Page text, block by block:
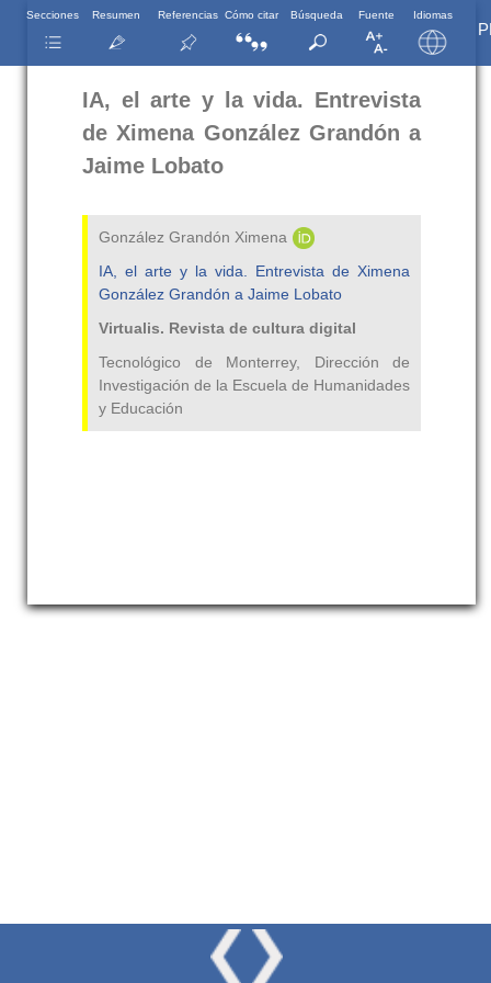
Secciones Resumen Referencias Cómo citar Búsqueda Fuente Idiomas
IA, el arte y la vida. Entrevista
de Ximena González Grandón a
Jaime Lobato
González Grandón Ximena
IA, el arte y la vida. Entrevista de Ximena
González Grandón a Jaime Lobato
Virtualis. Revista de cultura digital
Tecnológico de Monterrey, Dirección de
Investigación de la Escuela de Humanidades
y Educación